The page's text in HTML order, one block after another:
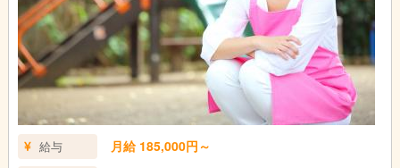
給与 月給 185,000円～